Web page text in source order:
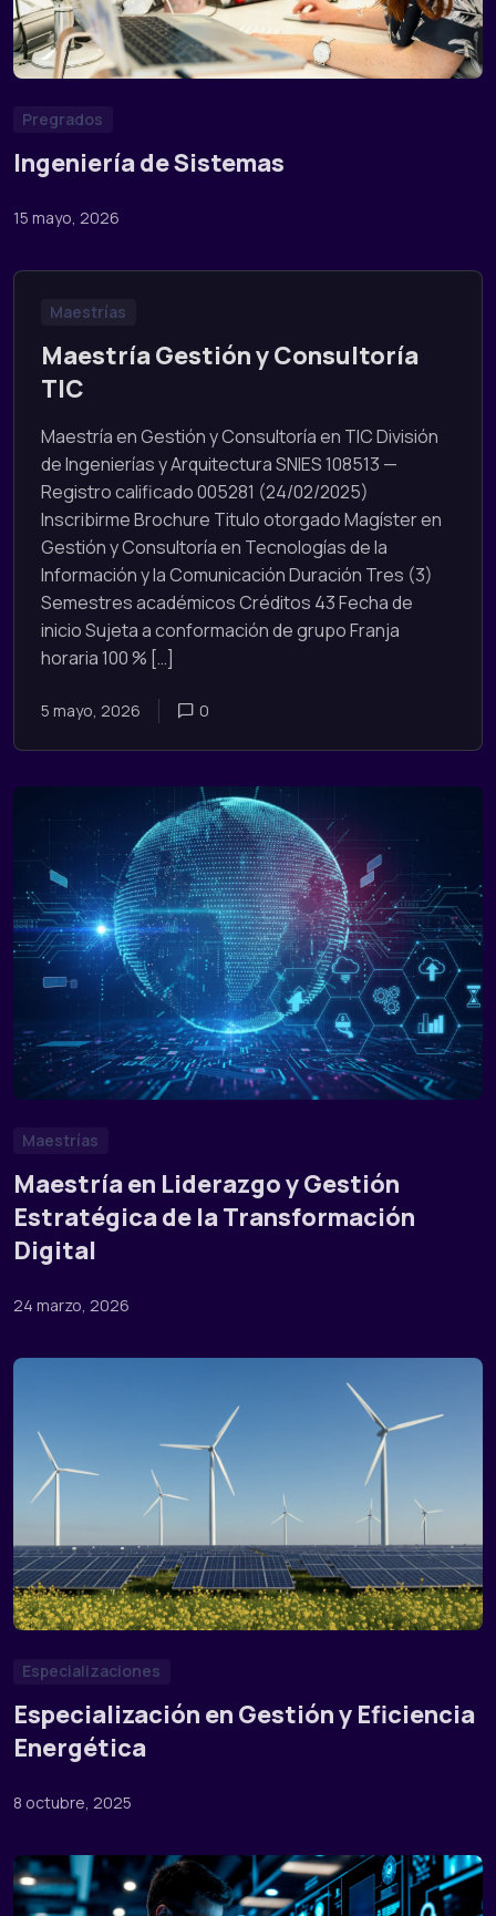
Pregrados
Ingeniería de Sistemas
15 mayo, 2026
Maestrías
Maestría Gestión y Consultoría
TIC
Maestría en Gestión y Consultoría en TIC División
de Ingenierías y Arquitectura SNIES 108513 —
Registro calificado 005281 (24/02/2025)
Inscribirme Brochure Titulo otorgado Magíster en
Gestión y Consultoría en Tecnologías de la
Información y la Comunicación Duración Tres (3)
Semestres académicos Créditos 43 Fecha de
inicio Sujeta a conformación de grupo Franja
horaria 100 % […]
5 mayo, 2026 0
Maestrías
Maestría en Liderazgo y Gestión
Estratégica de la Transformación
Digital
24 marzo, 2026
Especializaciones
Especialización en Gestión y Eficiencia
Energética
8 octubre, 2025